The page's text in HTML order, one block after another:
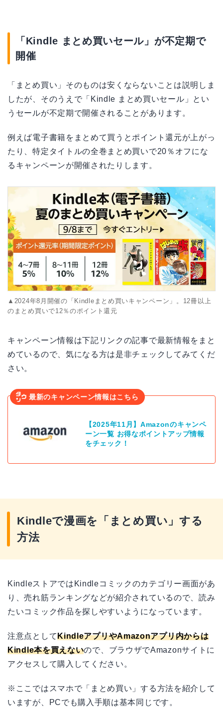
「Kindle まとめ買いセール」が不定期で
開催
「まとめ買い」そのものは安くならないことは説明しま
したが、そのうえで「Kindle まとめ買いセール」とい
うセールが不定期で開催されることがあります。
例えば電子書籍をまとめて買うとポイント還元が上がっ
たり、特定タイトルの全巻まとめ買いで20％オフにな
るキャンペーンが開催されたりします。
▲2024年8月開催の「Kindleまとめ買いキャンペーン」。12冊以上
のまとめ買いで12％のポイント還元
キャンペーン情報は下記リンクの記事で最新情報をまと
めているので、気になる方は是非チェックしてみてくだ
さい。
最新のキャンペーン情報はこちら
【2025年11月】Amazonのキャンペ
ーン一覧 お得なポイントアップ情報
をチェック！
Kindleで漫画を「まとめ買い」する
方法
KindleストアではKindleコミックのカテゴリー画面があ
り、売れ筋ランキングなどが紹介されているので、読み
たいコミック作品を探しやすいようになっています。
注意点としてKindleアプリやAmazonアプリ内からは
Kindle本を買えないので、ブラウザでAmazonサイトに
アクセスして購入してください。
※ここではスマホで「まとめ買い」する方法を紹介して
いますが、PCでも購入手順は基本同じです。